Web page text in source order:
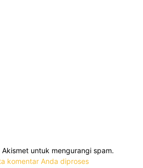
untuk mengurangi spam.
komentar Anda diproses